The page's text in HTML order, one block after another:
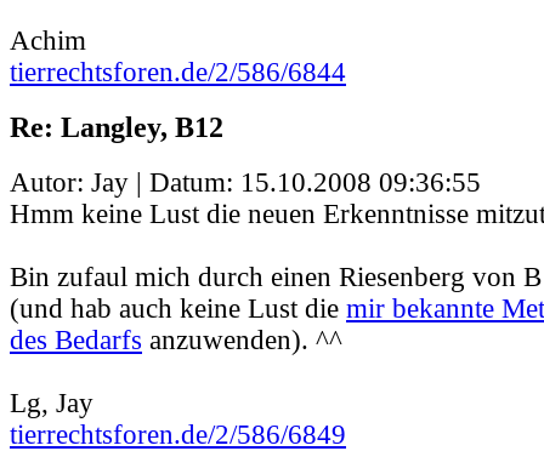
Achim
tierrechtsforen.de/2/586/6844
Re: Langley, B12
Autor: Jay | Datum: 15.10.2008 09:36:55
Hmm keine Lust die neuen Erkenntnisse
Bin zufaul mich durch einen Riesenberg von
(und hab auch keine Lust die mir bekannte
des Bedarfs anzuwenden). ^^
Lg, Jay
tierrechtsforen.de/2/586/6849